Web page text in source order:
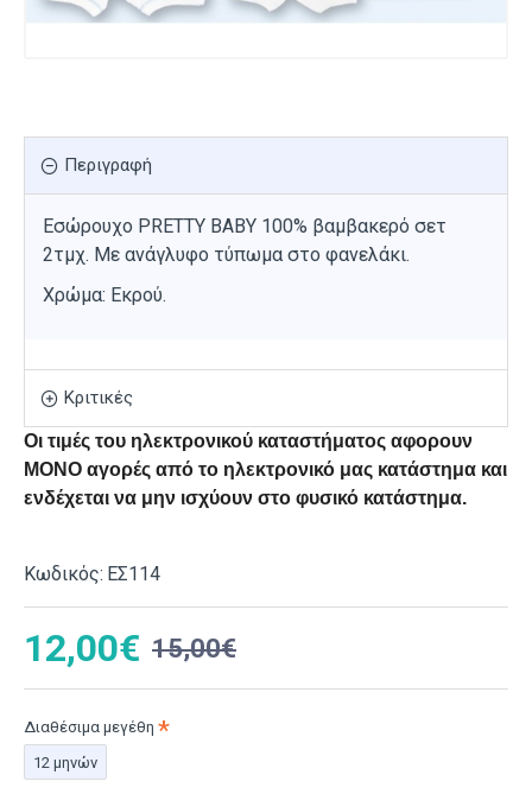
Περιγραφή
Εσώρουχο PRETTY BABY 100% βαμβακερό σετ
2τμχ. Με ανάγλυφο τύπωμα στο φανελάκι.
Χρώμα: Εκρού.
Κριτικές
Οι τιμές του ηλεκτρονικού καταστήματος αφορουν
ΜΟΝΟ αγορές από το ηλεκτρονικό μας κατάστημα και
ενδέχεται να μην ισχύουν στο φυσικό κατάστημα.
Κωδικός: ΕΣ114
12,00€ 15,00€
Διαθέσιμα μεγέθη
12 μηνών